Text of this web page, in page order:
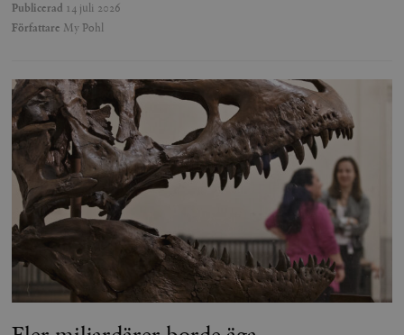
Publicerad 14 juli 2026
Författare My Pohl